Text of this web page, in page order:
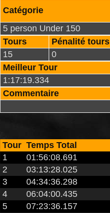
Catégorie
5 person Under 150
Tours
Pénalité tours
15
0
Meilleur Tour
1:17:19.334
Commentaire
Tour Temps Total
1
01:56:08.691
2
03:13:28.025
3
04:34:36.298
4
06:04:00.435
5
07:23:36.157